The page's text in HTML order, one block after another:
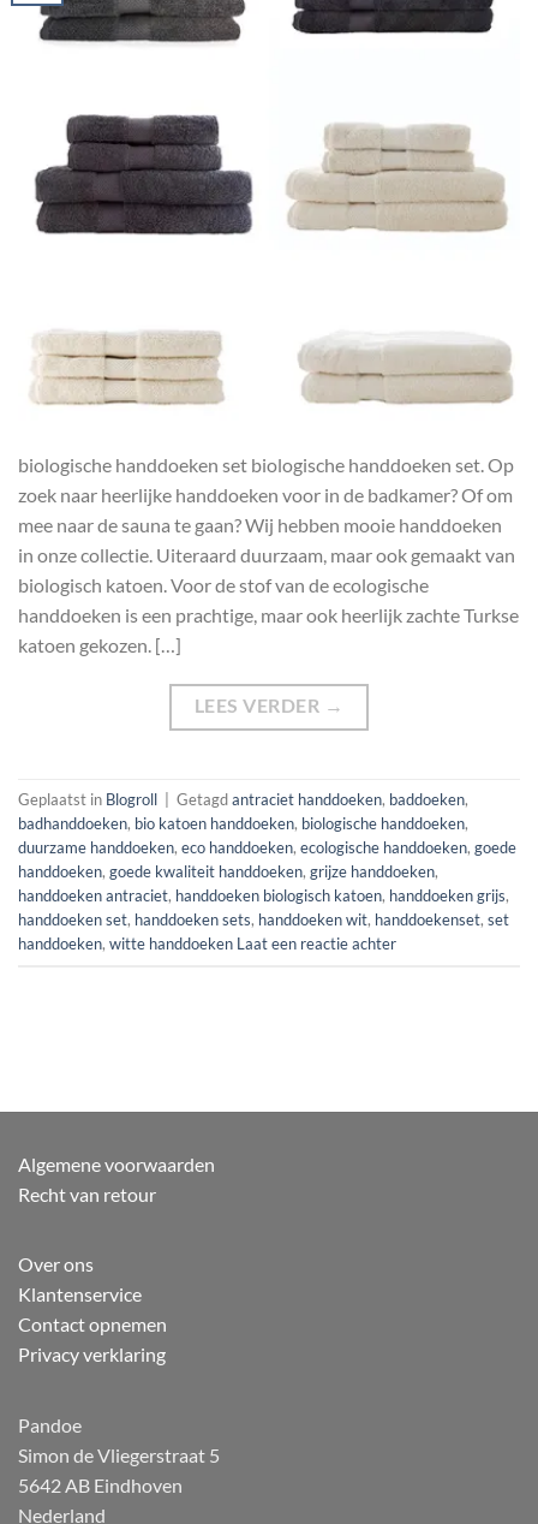
biologische handdoeken set biologische handdoeken set. Op
zoek naar heerlijke handdoeken voor in de badkamer? Of om
mee naar de sauna te gaan? Wij hebben mooie handdoeken
in onze collectie. Uiteraard duurzaam, maar ook gemaakt van
biologisch katoen. Voor de stof van de ecologische
handdoeken is een prachtige, maar ook heerlijk zachte Turkse
katoen gekozen. […]
LEES VERDER →
Geplaatst in Blogroll Getagdantraciet handdoeken, baddoeken,
badhanddoeken, bio katoen handdoeken, biologische handdoeken,
duurzame handdoeken, eco handdoeken, ecologische handdoeken, goede
handdoeken, goede kwaliteit handdoeken, grijze handdoeken,
handdoeken antraciet, handdoeken biologisch katoen, handdoeken grijs,
handdoeken set, handdoeken sets, handdoeken wit, handdoekenset, set
handdoeken, witte handdoeken Laat een reactie achter
Algemene voorwaarden
Recht van retour
Over ons
Klantenservice
Contact opnemen
Privacy verklaring
Pandoe
Simon de Vliegerstraat 5
5642 AB Eindhoven
Nederland